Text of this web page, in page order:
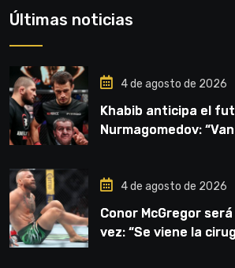
Últimas noticias
4 de agosto de 2026
Khabib anticipa el
Nurmagomedov:
4 de agosto de 2026
Conor McGregor
vez: “Se viene la